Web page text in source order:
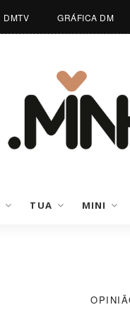
DMTV GRÁFICA DM
TUA MINI